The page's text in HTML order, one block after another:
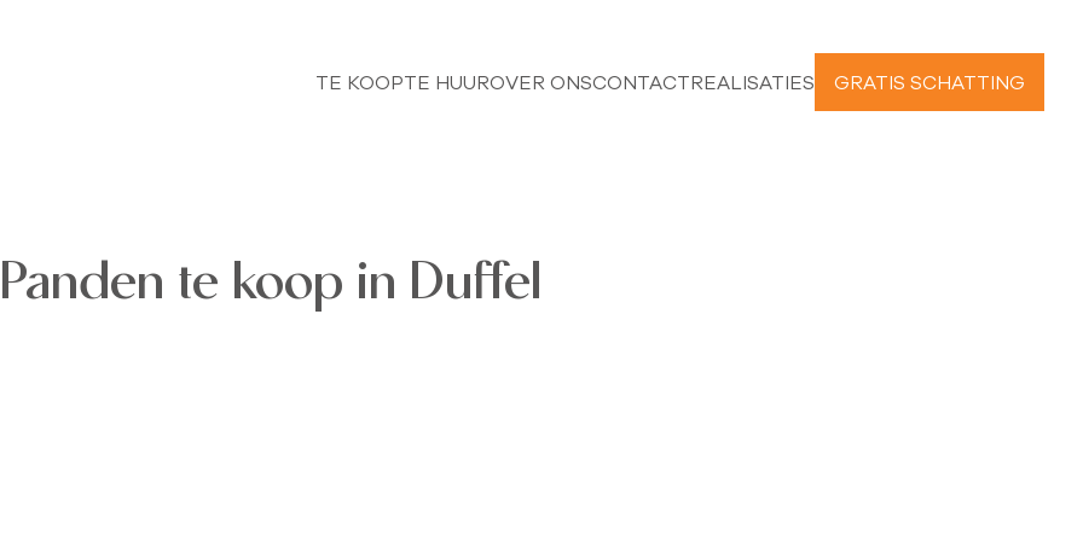
TE KOOPTE HUUROVER ONSCONTACTREALISATIES GRATIS SCHATTING
Panden te koop in Duffel